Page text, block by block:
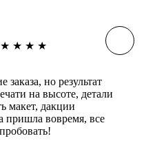
★ ★ ★ ★
но результат
на высоте, детали
макет, дакции
пришла вовремя, все